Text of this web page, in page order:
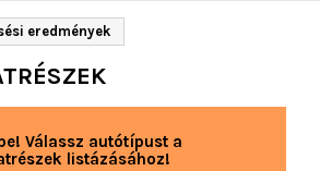
eredmények
Válassz autótípust a
listázásához!